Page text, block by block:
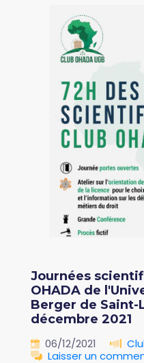
Journées
OHADA de
Berger de Saint-
décembre 2021
06/12/2021
Laisser un